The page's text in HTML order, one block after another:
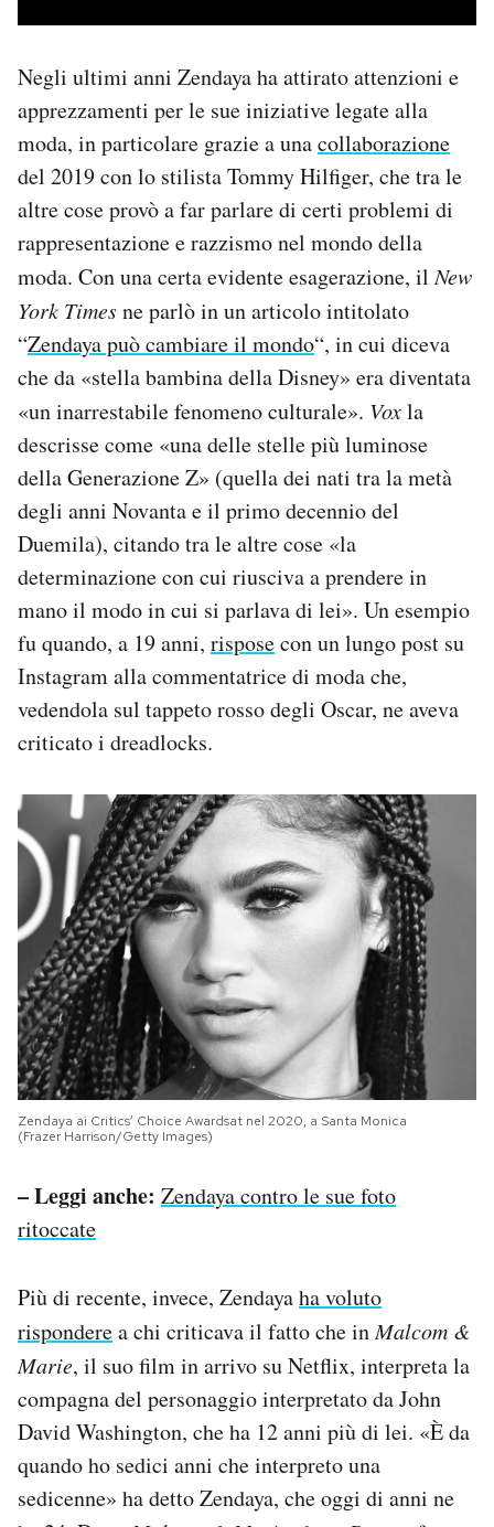
Negli ultimi anni Zendaya ha attirato attenzioni e
apprezzamenti per le sue iniziative legate alla
moda, in particolare grazie a unacollaborazione
del 2019 con lo stilista Tommy Hilfiger, che tra le
altre cose provò a far parlare di certi problemi di
rappresentazione e razzismo nel mondo della
moda. Con una certa evidente esagerazione, ilNew
York Timesne parlò in un articolo intitolato
“Zendaya può cambiare il mondo“, in cui diceva
che da «stella bambina della Disney» era diventata
«un inarrestabile fenomeno culturale». Voxla
descrisse come «una delle stelle più luminose
della Generazione Z» (quella dei nati tra la metà
degli anni Novanta e il primo decennio del
Duemila), citando tra le altre cose «la
determinazione con cui riusciva a prendere in
mano il modo in cui si parlava di lei». Un esempio
fu quando, a 19 anni, risposecon un lungo post su
Instagram alla commentatrice di moda che,
vedendola sul tappeto rosso degli Oscar, ne aveva
criticato i dreadlocks.
Zendaya ai Critics’ Choice Awardsat nel 2020, a Santa Monica
(Frazer Harrison/Getty Images)
– Leggi anche: Zendaya contro le sue foto
ritoccate
Più di recente, invece, Zendayaha voluto
risponderea chi criticava il fatto che inMalcom &
Marie, il suo film in arrivo su Netflix, interpreta la
compagna del personaggio interpretato da John
David Washington, che ha 12 anni più di lei. «È da
quando ho sedici anni che interpreto una
sedicenne» ha detto Zendaya, che oggi di anni ne